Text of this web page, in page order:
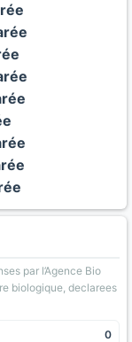
par l’Agence Bio
biologique, declarees
0